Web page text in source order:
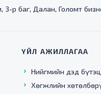
3-р баг, Далан, Голомт
ҮЙЛ АЖИЛЛАГАА
Нийгмийн дэд бүтэц
Хөгжлийн